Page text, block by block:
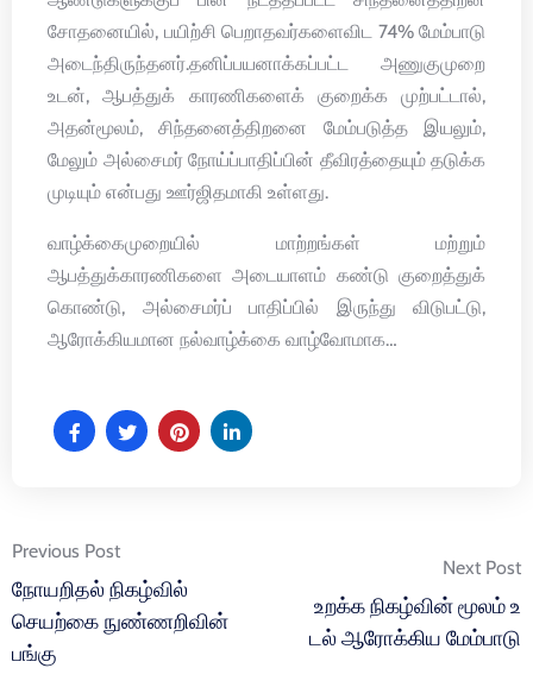
சோதனையில், பயிற்சி பெறாதவர்களைவிட 74% மேம்பாடு
அடைந்திருந்தனர்.தனிப்பயனாக்கப்பட்ட அணுகுமுறை
உடன், ஆபத்துக் காரணிகளைக் குறைக்க முற்பட்டால்,
அதன்மூலம், சிந்தனைத்திறனை மேம்படுத்த இயலும்,
மேலும் அல்சைமர் நோய்ப்பாதிப்பின் தீவிரத்தையும் தடுக்க
முடியும் என்பது ஊர்ஜிதமாகி உள்ளது.
வாழ்க்கைமுறையில் மாற்றங்கள் மற்றும்
ஆபத்துக்காரணிகளை அடையாளம் கண்டு குறைத்துக்
கொண்டு, அல்சைமர்ப் பாதிப்பில் இருந்து விடுபட்டு,
ஆரோக்கியமான நல்வாழ்க்கை வாழ்வோமாக…
Post
navigation
Previous Post
நோயறிதல் நிகழ்வில்
செயற்கை நுண்ணறிவின்
பங்கு
Next Post
உறக்க நிகழ்வின் மூலம் உ
டல் ஆரோக்கிய மேம்பாடு